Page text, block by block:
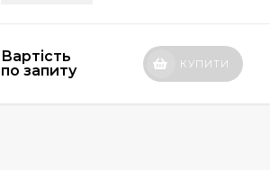
Вартість
по запиту
КУПИТИ